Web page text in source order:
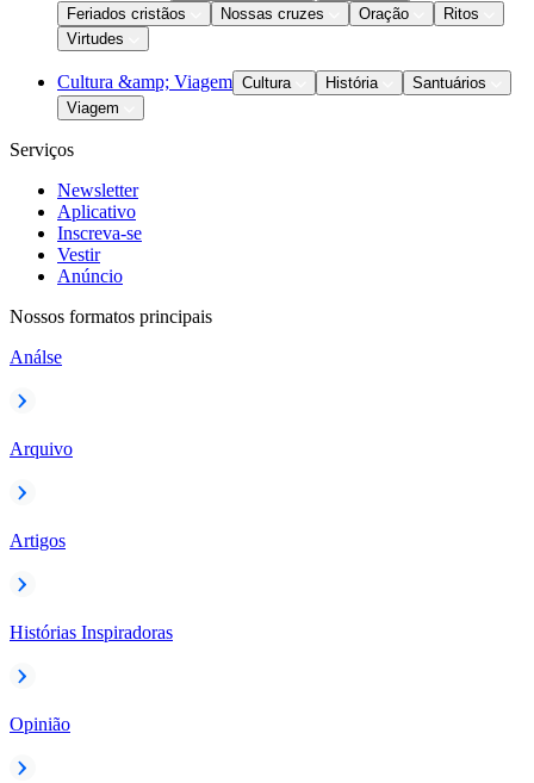
Feriados cristãos
Nossas cruzes Oração
Ritos
Virtudes
Cultura &amp; Viagem Cultura História
Santuários
Viagem
Serviços
Newsletter
Aplicativo
Inscreva-se
Vestir
Anúncio
Nossos formatos principais
Análse
Arquivo
Artigos
Histórias Inspiradoras
Opinião